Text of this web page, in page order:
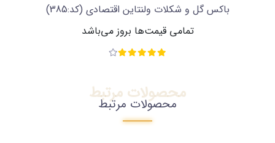
باکس گل و شکلات ولنتاین اقتصادی (کد:385)
تمامی قیمت‌ها بروز می‌باشد
محصولات مرتبط
محصولات مرتبط